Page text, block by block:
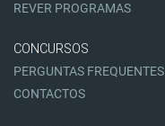
REVER PROGRAMAS
CONCURSOS
PERGUNTAS FREQUENTES
CONTACTOS